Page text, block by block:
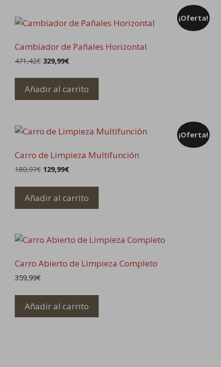
¡Oferta!
Cambiador de Pañales Horizontal
471,42€ El
original
era:
471,42€.
329,99€El
actual
es:
329,99€.
Añadir al carrito
¡Oferta!
Carro de Limpieza Multifunción
189,97€ El
original
era:
189,97€.
129,99€El
actual
es:
129,99€.
Añadir al carrito
Carro Abierto de Limpieza Completo
359,99€
Añadir al carrito